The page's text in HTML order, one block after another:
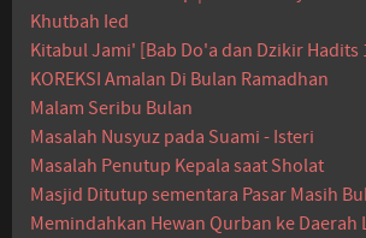
Khutbah Ied
Kitabul Jami' [Bab Do'a dan Dzikir Hadits
KOREKSI Amalan Di Bulan Ramadhan
Malam Seribu Bulan
Masalah Nusyuz pada Suami - Isteri
Masalah Penutup Kepala saat Sholat
Masjid Ditutup sementara Pasar Masih
Memindahkan Hewan Qurban ke Daerah